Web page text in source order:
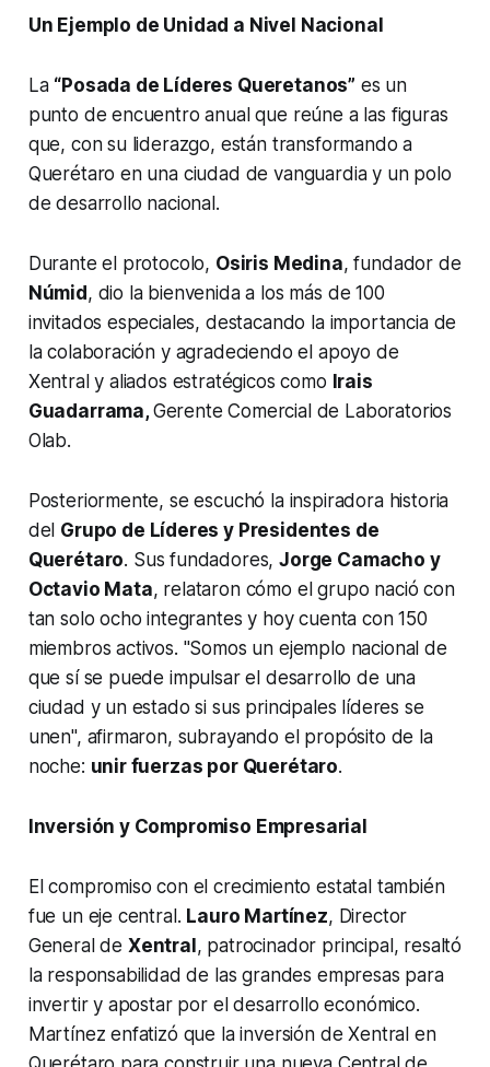
Un Ejemplo de Unidad a Nivel Nacional
​La “Posada de Líderes Queretanos” es un
punto de encuentro anual que reúne a las figuras
que, con su liderazgo, están transformando a
Querétaro en una ciudad de vanguardia y un polo
de desarrollo nacional.
​Durante el protocolo, Osiris Medina, fundador de
Númid , dio la bienvenida a los más de 100
invitados especiales, destacando la importancia de
la colaboración y agradeciendo el apoyo de
Xentral y aliados estratégicos como Irais
Guadarrama,Gerente Comercial de Laboratorios
Olab.
​Posteriormente, se escuchó la inspiradora historia
del Grupo de Líderes y Presidentes de
Querétaro. Sus fundadores,Jorge Camacho y
Octavio Mata, relataron cómo el grupo nació con
tan solo ocho integrantes y hoy cuenta con 150
miembros activos. "Somos un ejemplo nacional de
que sí se puede impulsar el desarrollo de una
ciudad y un estado si sus principales líderes se
unen", afirmaron, subrayando el propósito de la
noche: unir fuerzas por Querétaro.
Inversión y Compromiso Empresarial
​El compromiso con el crecimiento estatal también
fue un eje central. Lauro Martínez, Director
General de Xentral , patrocinador principal, resaltó
la responsabilidad de las grandes empresas para
invertir y apostar por el desarrollo económico.
Martínez enfatizó que la inversión de Xentral en